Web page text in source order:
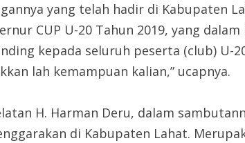
yang telah hadir di Kabupaten
CUP U-20 Tahun 2019, yang
kepada seluruh peserta (club)
lah kemampuan kalian,” ucapnya.
H. Harman Deru, dalam
di Kabupaten Lahat.